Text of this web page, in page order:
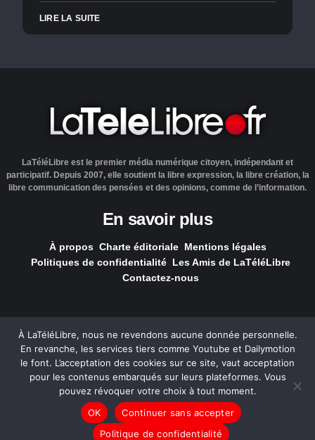
LIRE LA SUITE
LaTéléLibre est le premier média numérique citoyen, indépendant et
participatif. Depuis 2007, elle soutient la libre expression, la libre création, la
libre communication des pensées et des opinions, comme de l’information.
En savoir plus
À propos Charte éditoriale Mentions légales
Politiques de confidentialité Les Amis de LaTéléLibre
Contactez-nous
LaTéléLibre.fr, ce site a été réalisé par l'agenceNOUS, Ouvert,
Utile & Simple
— Tous les contenus, sauf exception signalée, sont
sous licence Creative Commons .
À LaTéléLibre, nous ne revendons aucune donnée personnelle.
En revanche, les services tiers comme Youtube et Dailymotion
le font. L’acceptation des cookies sur ce site, vaut acceptation
pour les contenus embarqués sur leurs plateformes. Vous
pouvez révoquer votre choix à tout moment.
OK
Continuer sans accepter
Politique de confidentialité